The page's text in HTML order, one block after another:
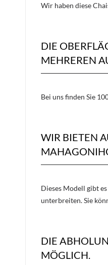
Wir haben diese
DIE
MEHREREN
Bei uns finden Sie
WIR BIETEN
Dieses Modell gibt
unterbreiten. Sie
DIE
MÖGLICH.